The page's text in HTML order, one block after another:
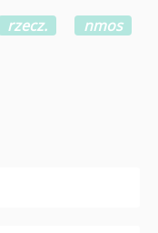
rzecz.
nmos